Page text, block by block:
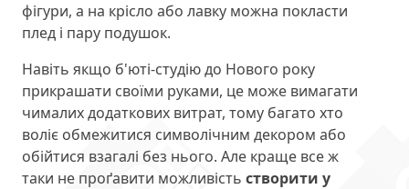
фігури, а на крісло або лавку можна покласти
плед і пару подушок.
Навіть якщо б'юті-студію до Нового року
прикрашати своїми руками, це може вимагати
чималих додаткових витрат, тому багато хто
воліє обмежитися символічним декором або
обійтися взагалі без нього. Але краще все ж
таки не проґавити можливість створити у